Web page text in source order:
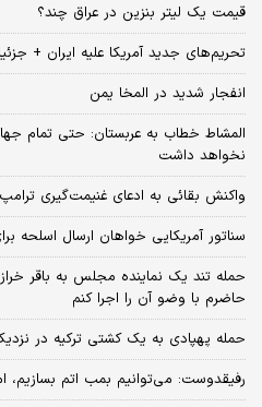
قیمت یک لیتر بنزین در عراق چند؟
تحریم‌های جدید آمریکا علیه ایران +
انفجار شدید در المخا یمن
المشاط خطاب به عربستان: حتی تمام
نخواهد داشت
واکنش بقائی به ادعای غنیمت‌گیری ترامپ
سناتور آمریکایی خواهان ارسال اسلحه
حمله تند یک نماینده مجلس به باقر
حاضرم با وضو آن را اجرا کنم
حمله پهپادی به یک کشتی ترکیه در
رفیقدوست: می‌توانیم بمب اتم بسازیم،